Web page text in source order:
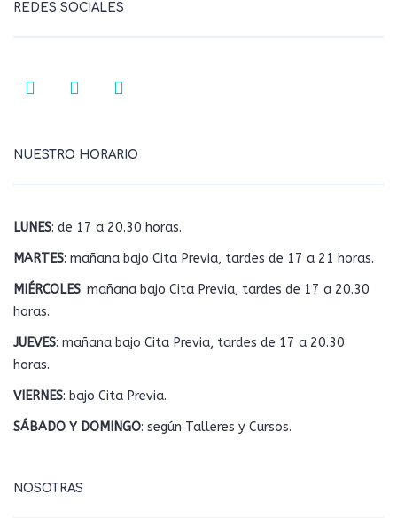
REDES SOCIALES
NUESTRO HORARIO
LUNES: de 17 a 20.30 horas.
MARTES: mañana bajo Cita Previa, tardes de 17 a 21 horas.
MIÉRCOLES: mañana bajo Cita Previa, tardes de 17 a 20.30
horas.
JUEVES: mañana bajo Cita Previa, tardes de 17 a 20.30
horas.
VIERNES: bajo Cita Previa.
SÁBADO Y DOMINGO: según Talleres y Cursos.
NOSOTRAS